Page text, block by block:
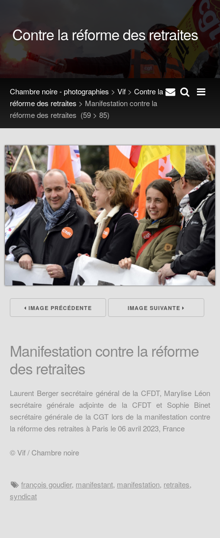
Contre la réforme des retraites
Chambre noire - photographies > Vif > Contre la
réforme des retraites > Manifestation contre la
réforme des retraites (59 > 85)
IMAGE PRÉCÉDENTE IMAGE SUIVANTE
Manifestation contre la réforme
des retraites
Laurent Berger secrétaire général de la CFDT, Marylise Léon
secrétaire générale adjointe de la CFDT et Sophie Binet
secrétaire générale de la CGT lors de la manifestation contre
la réforme des retraites à Paris le 06 avril 2023, France
© Vif / Chambre noire
françois goudier, manifestant, manifestation, retraites,
syndicat